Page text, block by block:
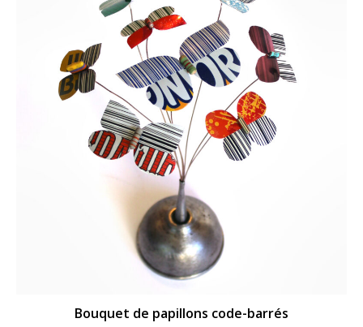
Bouquet de papillons code-barrés